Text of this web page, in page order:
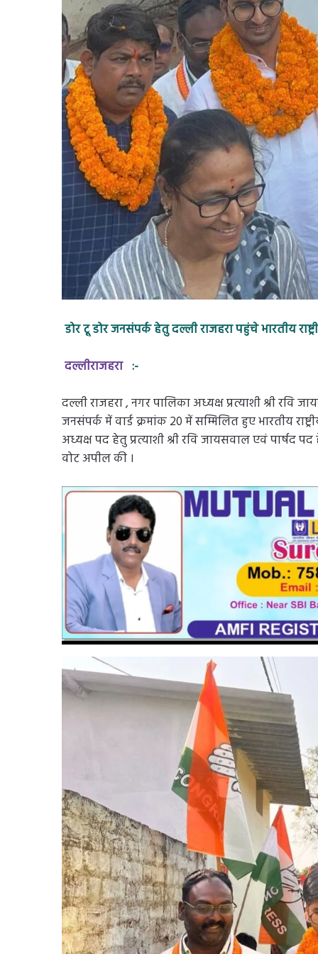
डोर टू डोर जनसंपर्क हेतु दल्ली राजहरा पहुंचे भारतीय
दल्लीराजहरा :-
दल्ली राजहरा , नगर पालिका अध्यक्ष प्रत्याशी श्री
जनसंपर्क में वार्ड क्रमांक 20 में सम्मिलित हुए भारतीय
अध्यक्ष पद हेतु प्रत्याशी श्री रवि जायसवाल एवं पार्षद
वोट अपील की ।